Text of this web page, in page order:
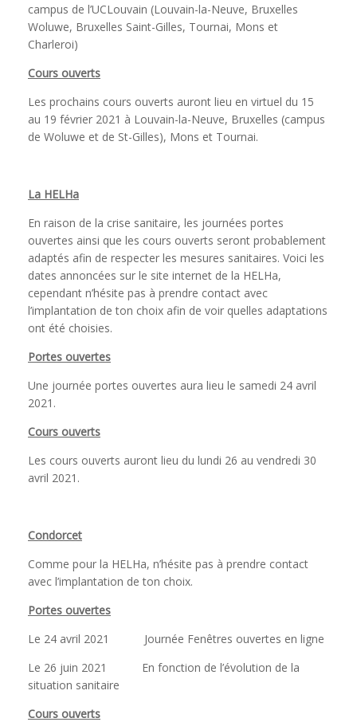
campus de l’UCLouvain (Louvain-la-Neuve, Bruxelles
Woluwe, Bruxelles Saint-Gilles, Tournai, Mons et
Charleroi)
Cours ouverts
Les prochains cours ouverts auront lieu en virtuel du 15
au 19 février 2021 à Louvain-la-Neuve, Bruxelles (campus
de Woluwe et de St-Gilles), Mons et Tournai.
La HELHa
En raison de la crise sanitaire, les journées portes
ouvertes ainsi que les cours ouverts seront probablement
adaptés afin de respecter les mesures sanitaires. Voici les
dates annoncées sur le site internet de la HELHa,
cependant n’hésite pas à prendre contact avec
l’implantation de ton choix afin de voir quelles adaptations
ont été choisies.
Portes ouvertes
Une journée portes ouvertes aura lieu le samedi 24 avril
2021.
Cours ouverts
Les cours ouverts auront lieu du lundi 26 au vendredi 30
avril 2021.
Condorcet
Comme pour la HELHa, n’hésite pas à prendre contact
avec l’implantation de ton choix.
Portes ouvertes
Le 24 avril 2021 Journée Fenêtres ouvertes en ligne
Le 26 juin 2021 En fonction de l’évolution de la
situation sanitaire
Cours ouverts